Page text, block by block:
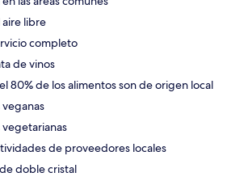
aire libre
completo
de vinos
80% de los alimentos son de origen local
de proveedores locales
doble cristal